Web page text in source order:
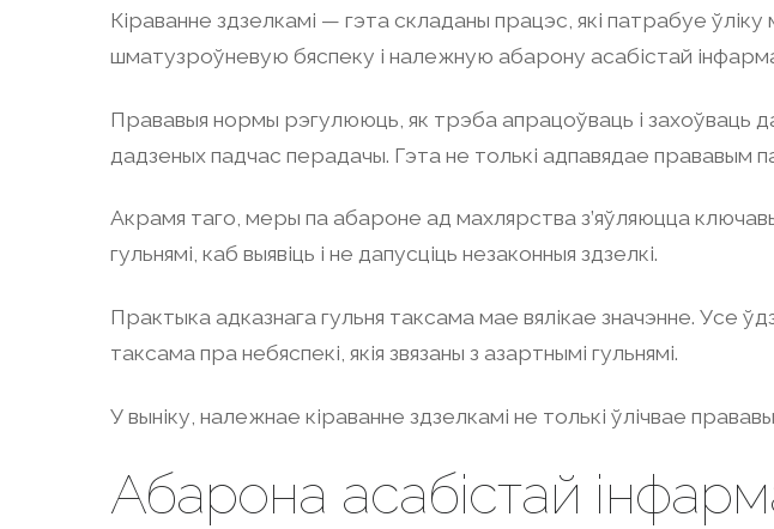
Кіраванне здзелкамі — гэта складаны працэс, які патрабуе
шматузроўневую бяспеку і належную абарону асабістай
Прававыя нормы рэгулююць, як трэба апрацоўваць і захоўваць
дадзеных падчас перадачы. Гэта не толькі адпавядае прававым
Акрамя таго, меры па абароне ад махлярства з’яўляюцца
гульнямі, каб выявіць і не дапусціць незаконныя здзелкі.
Практыка адказнага гульня таксама мае вялікае значэнне. Усе
таксама пра небяспекі, якія звязаны з азартнымі гульнямі.
У выніку, належнае кіраванне здзелкамі не толькі ўлічвае
Абарона асабістай